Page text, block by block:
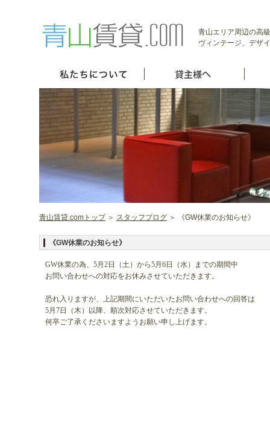
青山エリア周辺の高
ヴィンテージ、デザ
青山賃貸.comトップ＞ スタッフブログ ＞ 《GW休業のお知らせ》
《GW休業のお知らせ》
GW休業の為、5月2日（土）から5月6日（水）までの期間中
お問い合わせへの対応をお休みさせていただきます。
恐れ入りますが、上記期間にいただいたお問い合わせへの回答は
5月7日（木）以降、順次対応させていただきます。
何卒ご了承くださいますようお願い申し上げます。